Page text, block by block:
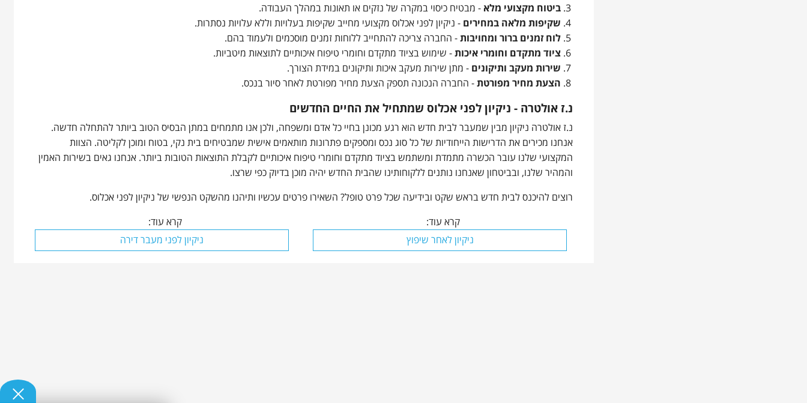
ביטוח מקצועי מלא - מבטיח כיסוי במקרה של נזקים או תאונות במהלך העבודה.
שקיפות מלאה במחירים - ניקיון לפני אכלוס מקצועי מחייב שקיפות בעלויות וללא עלויות נסתרות.
לוח זמנים ברור ומחויבות - החברה צריכה להתחייב ללוחות זמנים מוסכמים ולעמוד בהם.
ציוד מתקדם וחומרי איכות - שימוש בציוד מתקדם וחומרי טיפוח איכותיים לתוצאות מיטביות.
שירות מעקב ותיקונים - מתן שירות מעקב איכות ותיקונים במידת הצורך.
הצעת מחיר מפורטת - החברה הנכונה תספק הצעת מחיר מפורטת לאחר סיור בנכס.
נ.ז אולטרה - ניקיון לפני אכלוס שמתחיל את החיים החדשים
נ.ז אולטרה ניקיון מבין שמעבר לבית חדש הוא רגע מכונן בחיי כל אדם ומשפחה, ולכן אנו מתמחים במתן הבסיס הטוב ביותר להתחלה חדשה.
אנחנו מכירים את הדרישות הייחודיות של כל סוג נכס ומספקים פתרונות מותאמים אישית שמבטיחים בית נקי, בטוח ומוכן לקליטה. הצוות
המקצועי שלנו עובר הכשרה מתמדת ומשתמש בציוד מתקדם וחומרי טיפוח איכותיים לקבלת התוצאות הטובות ביותר. אנחנו גאים בשירות האמין
והמהיר שלנו, ובביטחון שאנחנו נותנים ללקוחותינו שהבית החדש יהיה מוכן בדיוק כפי שרצו.
רוצים להיכנס לבית חדש בראש שקט ובידיעה שכל פרט טופל? השאירו פרטים עכשיו ותיהנו מהשקט הנפשי של ניקיון לפני אכלוס.
קרא עוד:
ניקיון לאחר שיפוץ
קרא עוד:
ניקיון לפני מעבר דירה